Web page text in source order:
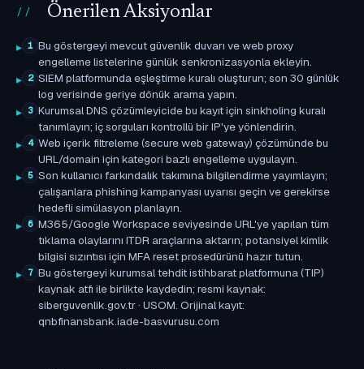
Önerilen Aksiyonlar
1 Bu göstergeyi mevcut güvenlik duvarı ve web proxy
engelleme listelerine günlük senkronizasyonla ekleyin.
2 SIEM platformunda eşleştirme kuralı oluşturun; son 30 günlük
log verisinde geriye dönük arama yapın.
3 Kurumsal DNS çözümleyicide bu kayıt için sinkholing kuralı
tanımlayın; iç sorguları kontrollü bir IP'ye yönlendirin.
4 Web içerik filtreleme (secure web gateway) çözümünde bu
URL/domain için kategori bazlı engelleme uygulayın.
5 Son kullanıcı farkındalık takımına bilgilendirme yayımlayın;
çalışanlara phishing kampanyası uyarısı geçin ve gerekirse
hedefli simülasyon planlayın.
6 M365/Google Workspace seviyesinde URL'ye yapılan tüm
tıklama olaylarını ITDR araçlarına aktarın; potansiyel kimlik
bilgisi sızıntısı için MFA reset prosedürünü hazır tutun.
7 Bu göstergeyi kurumsal tehdit istihbarat platformuna (TIP)
kaynak atfı ile birlikte kaydedin; resmi kaynak:
siberguvenlik.gov.tr · USOM. Orijinal kayıt:
qnbfinansbank.iade-basvurusu.com